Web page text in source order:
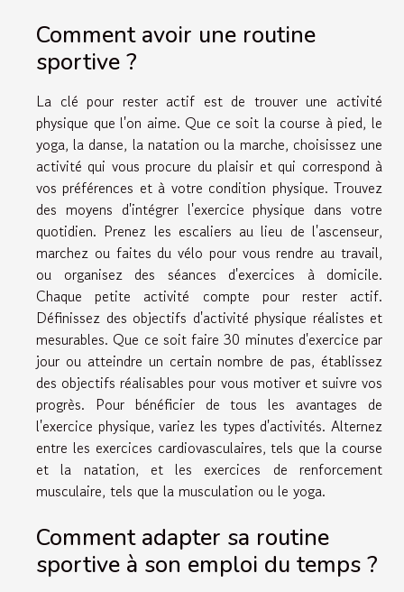
Comment avoir une routine
sportive ?
La clé pour rester actif est de trouver une activité
physique que l'on aime. Que ce soit la course à pied, le
yoga, la danse, la natation ou la marche, choisissez une
activité qui vous procure du plaisir et qui correspond à
vos préférences et à votre condition physique. Trouvez
des moyens d'intégrer l'exercice physique dans votre
quotidien. Prenez les escaliers au lieu de l'ascenseur,
marchez ou faites du vélo pour vous rendre au travail,
ou organisez des séances d'exercices à domicile.
Chaque petite activité compte pour rester actif.
Définissez des objectifs d'activité physique réalistes et
mesurables. Que ce soit faire 30 minutes d'exercice par
jour ou atteindre un certain nombre de pas, établissez
des objectifs réalisables pour vous motiver et suivre vos
progrès. Pour bénéficier de tous les avantages de
l'exercice physique, variez les types d'activités. Alternez
entre les exercices cardiovasculaires, tels que la course
et la natation, et les exercices de renforcement
musculaire, tels que la musculation ou le yoga.
Comment adapter sa routine
sportive à son emploi du temps ?